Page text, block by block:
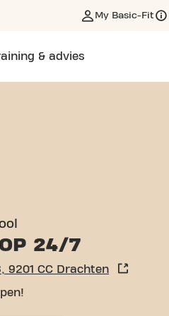
My Basic-Fit
& advies
24/7
9201 CC Drachten